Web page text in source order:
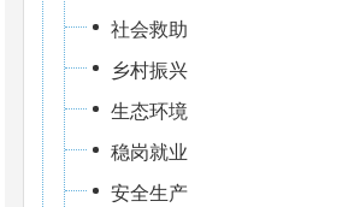
社会救助
乡村振兴
生态环境
稳岗就业
安全生产